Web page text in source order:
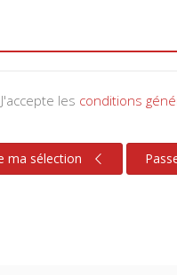
J'accepte les conditions
ma sélection